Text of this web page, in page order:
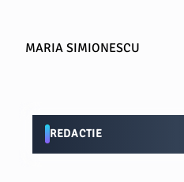
MARIA SIMIONESCU
REDACTIE